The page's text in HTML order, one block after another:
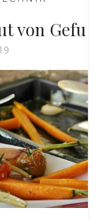
von Gefu